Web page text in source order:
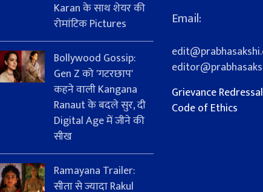
Karan के साथ शेयर की
रोमांटिक Pictures
Bollywood Gossip:
Gen Z को 'गटरछाप'
कहने वाली Kangana
Ranaut के बदले सुर, दी
Digital Age में जीने की
सीख
Ramayana Trailer:
सीता से ज्यादा Rakul
Email:
Grievance
Code of Ethics